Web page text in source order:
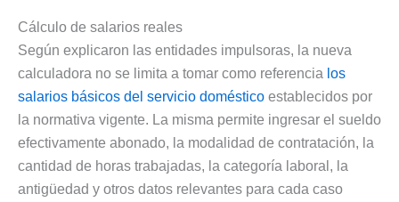
Cálculo de salarios reales
Según explicaron las entidades impulsoras, la nueva
calculadora no se limita a tomar como referencia los
salarios básicos del servicio doméstico establecidos por
la normativa vigente. La misma permite ingresar el sueldo
efectivamente abonado, la modalidad de contratación, la
cantidad de horas trabajadas, la categoría laboral, la
antigüedad y otros datos relevantes para cada caso